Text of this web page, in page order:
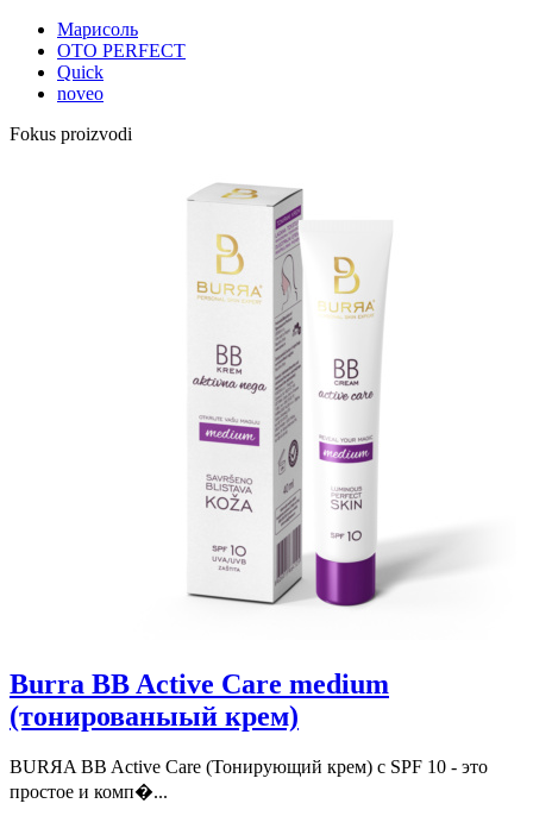
Марисоль
OTO PERFECT
Quick
noveo
Fokus proizvodi
Burra BB Active Care medium
(тонированыый крем)
BURЯA BB Active Care (Тонирующий крем) с SPF 10 - это
простое и комп�...